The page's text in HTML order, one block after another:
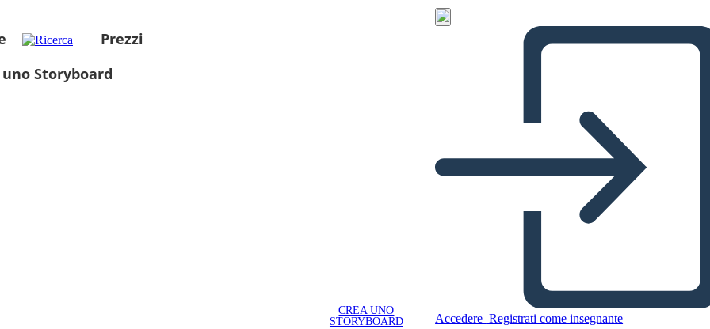
Prezzi
Storyboard
CREA UNO
STORYBOARD
Accedere Registrati come insegnante